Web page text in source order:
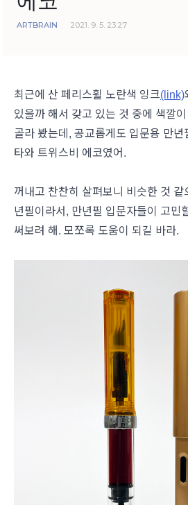
ARTBRAIN 2021. 9. 5. 23:27
최근에 산 페리스휠 노란색 잉크(link)
있을까 해서 갖고 있는 것 중에 색깔
골라 봤는데, 공교롭게도 입문용 만
타와 트위스비 에코였어.
꺼내고 찬찬히 살펴보니 비슷한 것
년필이라서, 만년필 입문자들이 고민
써보려 해. 모쪼록 도움이 되길 바라.